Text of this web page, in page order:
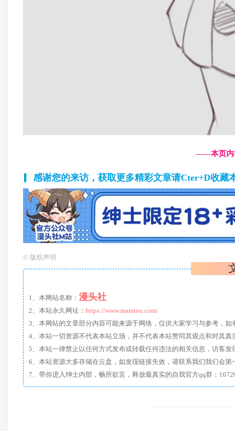
------本页
感谢您的来访，获取更多精彩文章请Cter+D收藏
© 版权声明
1、本网站名称： 漫头社
2、本站永久网址： https://www.mamtou.com/
3、本网站的文章部分内容可能来源于网络，仅供大家学习与参考，如
4、本站一切资源不代表本站立场，并不代表本站赞同其观点和对其真
5、本站一律禁止以任何方式发布或转载任何违法的相关信息，访客发
6、本站资源大多存储在云盘，如发现链接失效，请联系我们我们会第